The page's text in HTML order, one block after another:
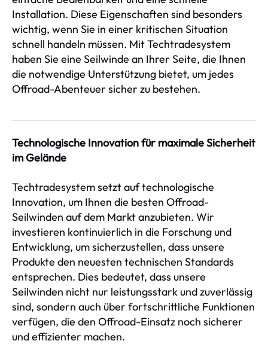
Installation. Diese Eigenschaften sind besonders
wichtig, wenn Sie in einer kritischen Situation
schnell handeln müssen. Mit Techtradesystem
haben Sie eine Seilwinde an Ihrer Seite, die Ihnen
die notwendige Unterstützung bietet, um jedes
Offroad-Abenteuer sicher zu bestehen.
Technologische Innovation für maximale Sicherheit
im Gelände
Techtradesystem setzt auf technologische
Innovation, um Ihnen die besten Offroad-
Seilwinden auf dem Markt anzubieten. Wir
investieren kontinuierlich in die Forschung und
Entwicklung, um sicherzustellen, dass unsere
Produkte den neuesten technischen Standards
entsprechen. Dies bedeutet, dass unsere
Seilwinden nicht nur leistungsstark und zuverlässig
sind, sondern auch über fortschrittliche Funktionen
verfügen, die den Offroad-Einsatz noch sicherer
und effizienter machen.